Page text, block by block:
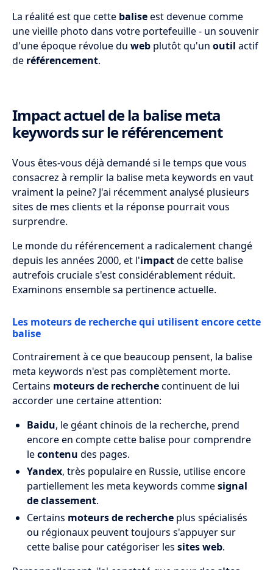
La réalité est que cette baliseest devenue comme
une vieille photo dans votre portefeuille - un souvenir
d'une époque révolue du web plutôt qu'un outil actif
de référencement.
Impact actuel de la balise meta
keywords sur le référencement
Vous êtes-vous déjà demandé si le temps que vous
consacrez à remplir la balise meta keywords en vaut
vraiment la peine? J'ai récemment analysé plusieurs
sites de mes clients et la réponse pourrait vous
surprendre.
Le monde du référencement a radicalement changé
depuis les années 2000, et l'impactde cette balise
autrefois cruciale s'est considérablement réduit.
Examinons ensemble sa pertinence actuelle.
Les moteurs de recherche qui utilisent encore cette
balise
Contrairement à ce que beaucoup pensent, la balise
meta keywords n'est pas complètement morte.
Certains moteurs de recherchecontinuent de lui
accorder une certaine attention:
Baidu, le géant chinois de la recherche, prend
encore en compte cette balise pour comprendre
lecontenu des pages.
Yandex, très populaire en Russie, utilise encore
partiellement les meta keywords commesignal
de classement.
Certains moteurs de recherche plus spécialisés
ou régionaux peuvent toujours s'appuyer sur
cette balise pour catégoriser les sites web.